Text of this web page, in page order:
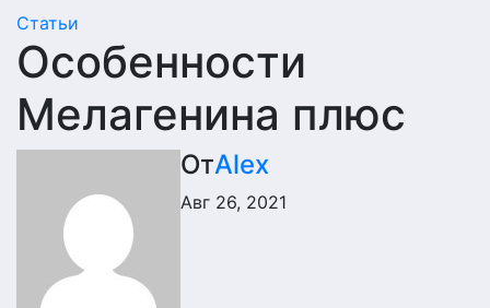
Статьи
Особенности
Мелагенина плюс
ОтAlex
Авг 26, 2021